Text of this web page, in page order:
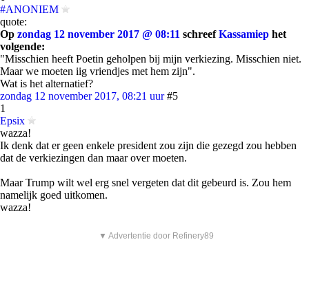
#ANONIEM
quote:
Op zondag 12 november 2017 @ 08:11 schreefKassamiep het
volgende:
"Misschien heeft Poetin geholpen bij mijn verkiezing. Misschien niet.
Maar we moeten iig vriendjes met hem zijn".
Wat is het alternatief?
zondag 12 november 2017, 08:21 uur #5
1
Epsix
wazza!
Ik denk dat er geen enkele president zou zijn die gezegd zou hebben
dat de verkiezingen dan maar over moeten.
Maar Trump wilt wel erg snel vergeten dat dit gebeurd is. Zou hem
namelijk goed uitkomen.
wazza!
▼ Advertentie door Refinery89